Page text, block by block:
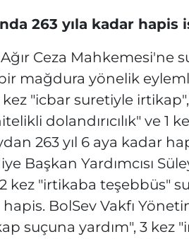
263 yıla kadar hapis
Ceza Mahkemesi'ne
mağdura yönelik
"icbar suretiyle
dolandırıcılık" ve 1
263 yıl 6 aya kadar
Başkan Yardımcısı
kez "irtikaba teşebbüs"
BolSev Vakfı
suçuna yardım", 3